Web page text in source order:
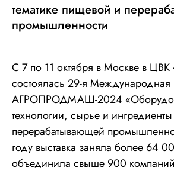
тематике пищевой и
промышленности
С 7 по 11 октября в Москве в
состоялась 29-я Международная
АГРОПРОДМАШ-2024
технологии, сырье и
перерабатывающей
году выставка заняла более 64
объединила свыше 900